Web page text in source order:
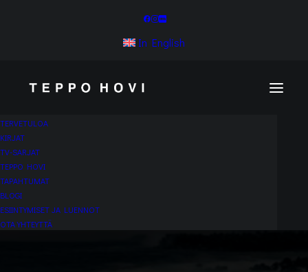
In English
TERVETULOA
KIRJAT
TV-SARJAT
TEPPO HOVI
TAPAHTUMAT
BLOGI
ESIINTYMISET JA LUENNOT
OTA YHTEYTTÄ